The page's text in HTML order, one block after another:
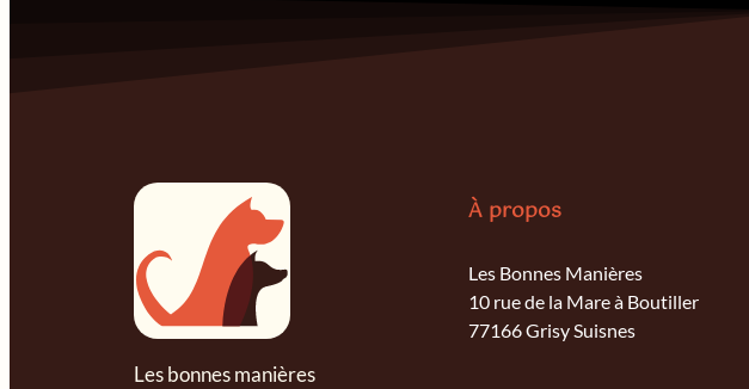
Les bonnes manières
À propos
Les Bonnes Manières
10 rue de la Mare à Boutiller
77166 Grisy Suisnes